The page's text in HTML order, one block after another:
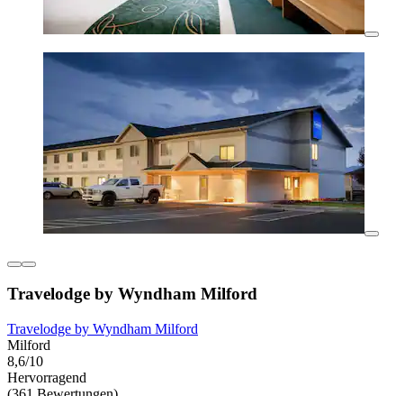
Travelodge by Wyndham Milford
Travelodge by Wyndham Milford
Milford
8,6/10
Hervorragend